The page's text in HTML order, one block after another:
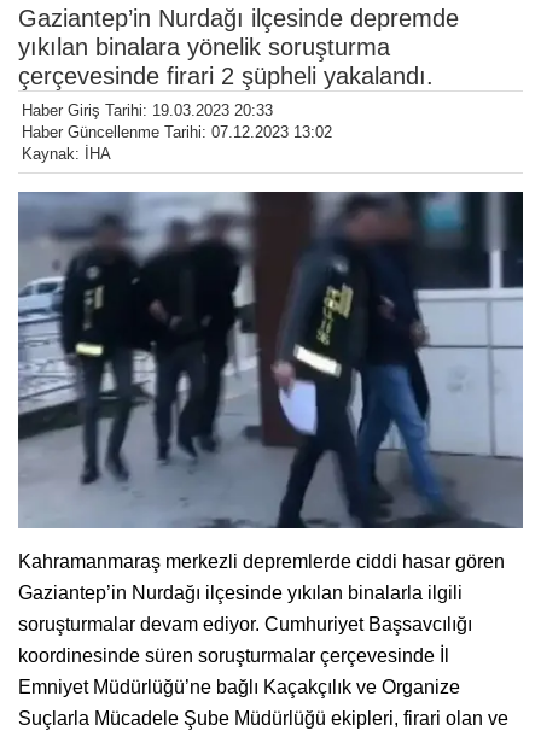
Gaziantep’in Nurdağı ilçesinde depremde
yıkılan binalara yönelik soruşturma
çerçevesinde firari 2 şüpheli yakalandı.
Haber Giriş Tarihi: 19.03.2023 20:33
Haber Güncellenme Tarihi: 07.12.2023 13:02
Kaynak: İHA
Kahramanmaraş merkezli depremlerde ciddi hasar gören
Gaziantep’in Nurdağı ilçesinde yıkılan binalarla ilgili
soruşturmalar devam ediyor. Cumhuriyet Başsavcılığı
koordinesinde süren soruşturmalar çerçevesinde İl
Emniyet Müdürlüğü’ne bağlı Kaçakçılık ve Organize
Suçlarla Mücadele Şube Müdürlüğü ekipleri, firari olan ve